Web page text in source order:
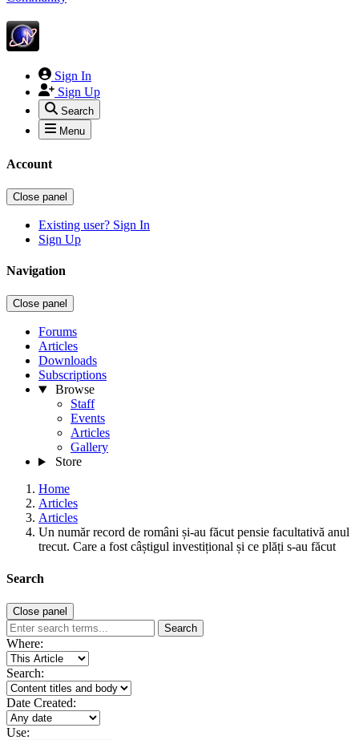
Sign In
Sign Up
Search
Menu
Account
Close panel
Existing user? Sign In
Sign Up
Navigation
Close panel
Forums
Articles
Downloads
Subscriptions
Browse
Staff
Events
Articles
Gallery
Store
Home
Articles
Articles
Un număr record de români și-au făcut pensie facultativă anul
trecut. Care a fost câștigul investițional și ce plăți s-au făcut
Search
Close panel
Search
Where:
Search:
Date Created:
Use: